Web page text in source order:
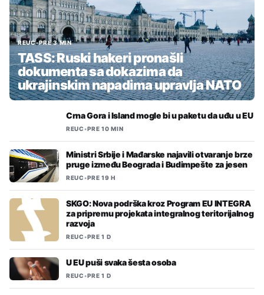
REUC•PRE 3 MIN
TASS: Ruski hakeri pronašli
dokumenta sa dokazima da
ukrajinskim napadima upravlja NATO
Crna Gora i Island mogle bi u paketu da uđu u EU
REUC•PRE 10 MIN
Ministri Srbije i Mađarske najavili otvaranje brze
pruge između Beograda i Budimpešte za jesen
REUC•PRE 19 H
SKGO: Nova podrška kroz Program EU INTEGRA
za pripremu projekata integralnog teritorijalnog
razvoja
REUC•PRE 1 D
U EU puši svaka šesta osoba
REUC•PRE 1 D